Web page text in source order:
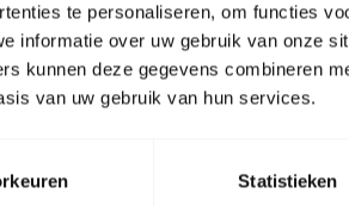
te personaliseren, om functies
informatie over uw gebruik van onze
kunnen deze gegevens combineren
van uw gebruik van hun services.
Statistieken
mm
mm
mm
mm